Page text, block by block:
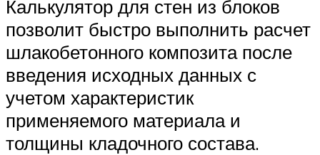
Калькулятор для стен из блоков
позволит быстро выполнить расчет
шлакобетонного композита после
введения исходных данных с
учетом характеристик
применяемого материала и
толщины кладочного состава.